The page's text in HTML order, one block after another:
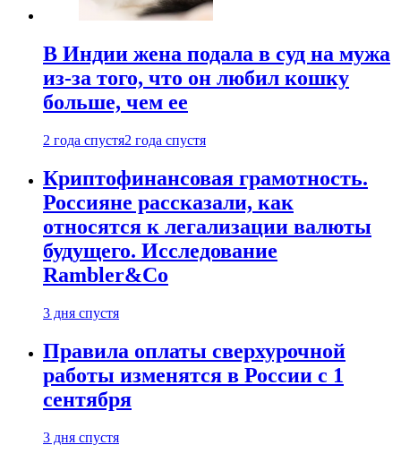
В Индии жена подала в суд на мужа
из-за того, что он любил кошку
больше, чем ее
2 года спустя2 года спустя
Криптофинансовая грамотность.
Россияне рассказали, как
относятся к легализации валюты
будущего. Исследование
Rambler&Co
3 дня спустя
Правила оплаты сверхурочной
работы изменятся в России с 1
сентября
3 дня спустя